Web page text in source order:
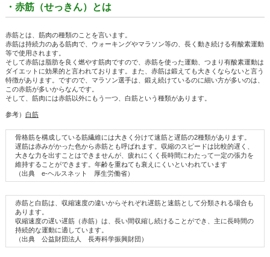
・赤筋（せっきん）とは
赤筋とは、筋肉の種類のことを言います。
赤筋は持続力のある筋肉で、ウォーキングやマラソン等の、長く動き続ける有酸素運動
等で使用されます。
そして赤筋は脂肪を良く燃やす筋肉ですので、赤筋を使った運動、つまり有酸素運動は
ダイエットに効果的と言われております。また、赤筋は鍛えても大きくならないと言う
特徴があります。ですので、マラソン選手は、鍛え続けているのに細い方が多いのは、
この赤筋が多いからなんです。
そして、筋肉には赤筋以外にもう一つ、白筋という種類があります。
参考） 白筋
骨格筋を構成している筋繊維には大きく分けて速筋と遅筋の2種類があります。
遅筋は赤みがかった色から赤筋とも呼ばれます。収縮のスピードは比較的遅く、
大きな力を出すことはできませんが、疲れにくく長時間にわたって一定の張力を
維持することができます。年齢を重ねても衰えにくいといわれています
（出典 e-ヘルスネット 厚生労働省）
赤筋と白筋は、収縮速度の違いからそれぞれ遅筋と速筋として分類される場合も
あります。
収縮速度の遅い遅筋（赤筋）は、長い間収縮し続けることができ、主に長時間の
持続的な運動に適しています。
（出典 公益財団法人 長寿科学振興財団）